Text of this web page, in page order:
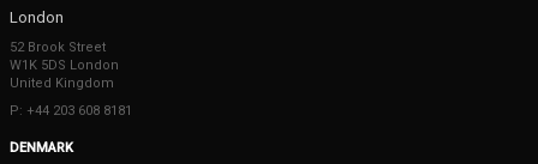
London
52 Brook Street
W1K 5DS London
United Kingdom
P: +44 203 608 8181
DENMARK